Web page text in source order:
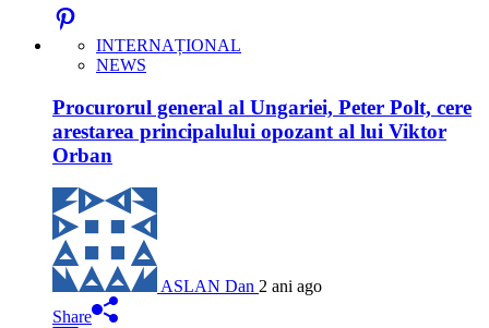
INTERNAȚIONAL
NEWS
Procurorul general al Ungariei, Peter Polt, cere
arestarea principalului opozant al lui Viktor
Orban
ASLAN Dan 2 ani ago
Share